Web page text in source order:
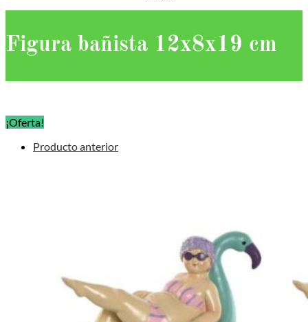
Figura bañista 12x8x19 cm
¡Oferta!
Producto anterior